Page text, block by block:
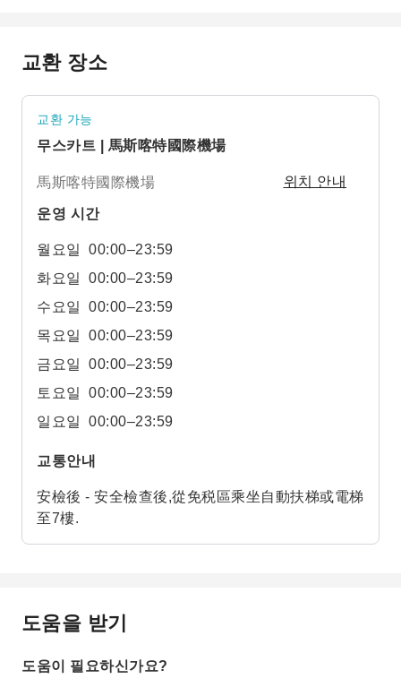
교환 장소
교환 가능
무스카트 | 馬斯喀特國際機場
馬斯喀特國際機場 위치 안내
운영 시간
월요일
00:00–23:59
화요일
00:00–23:59
수요일
00:00–23:59
목요일
00:00–23:59
금요일
00:00–23:59
토요일
00:00–23:59
일요일
00:00–23:59
교통안내
安檢後 - 安全檢查後,從免税區乘坐自動扶梯或電梯
至7樓.
도움을 받기
도움이 필요하신가요?